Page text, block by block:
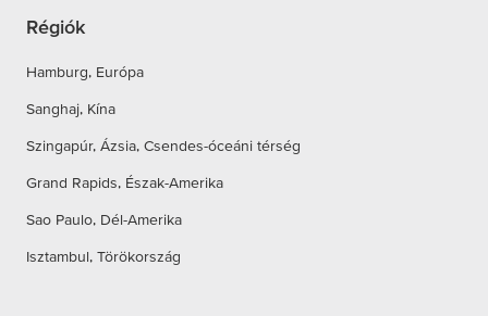
Régiók
Hamburg, Európa
Sanghaj, Kína
Szingapúr, Ázsia, Csendes-óceáni térség
Grand Rapids, Észak-Amerika
Sao Paulo, Dél-Amerika
Isztambul, Törökország